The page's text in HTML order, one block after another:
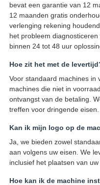
bevat een garantie van 12
12 maanden gratis
verlenging rekening
het probleem
binnen 24 tot 48 uur
Hoe zit het met de
Voor standaard machines in
machines die niet in
ontvangst van de betaling.
treffen voor dringende eisen.
Kan ik mijn logo op de
Ja, we bieden zowel
aan volgens uw eisen. We
inclusief het plaatsen van
Hoe kan ik de machine